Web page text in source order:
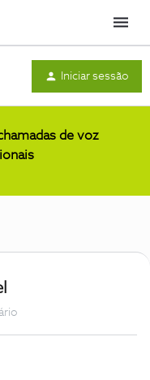
Menu
Iniciar sessão
de voz